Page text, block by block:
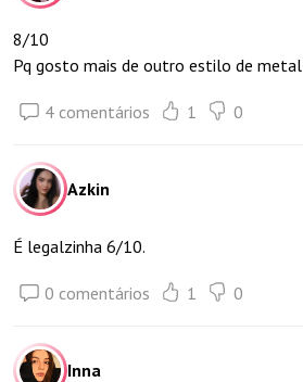
8/10
Pq gosto mais de outro estilo de metal
4 comentários 1 0
Azkin
É legalzinha 6/10.
0 comentários 1 0
Inna